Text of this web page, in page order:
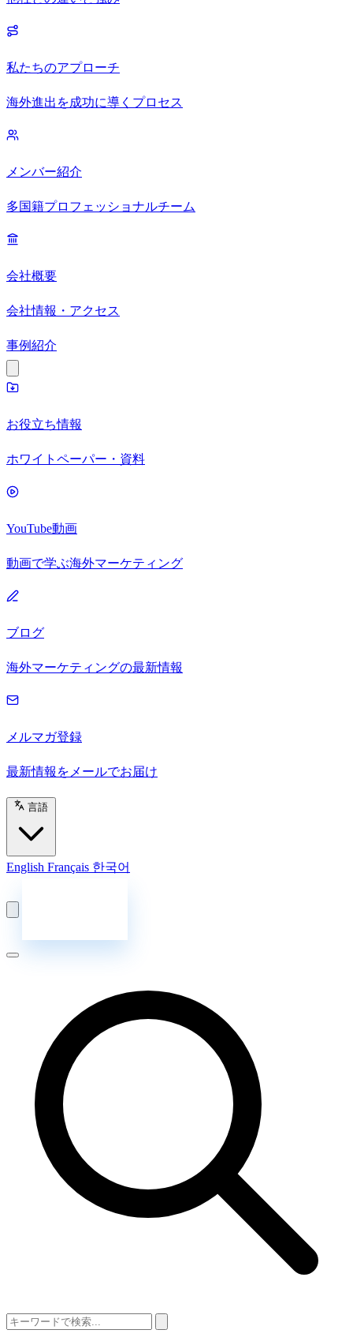
私たちのアプローチ
海外進出を成功に導くプロセス
メンバー紹介
多国籍プロフェッショナルチーム
会社概要
会社情報・アクセス
事例紹介
お役立ち情報
ホワイトペーパー・資料
YouTube動画
動画で学ぶ海外マーケティング
ブログ
海外マーケティングの最新情報
メルマガ登録
最新情報をメールでお届け
言語
English Français 한국어